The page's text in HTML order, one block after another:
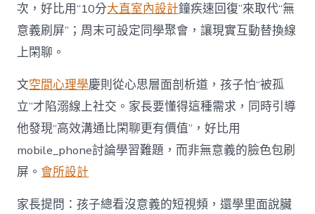
次，好比用“10分大直室內設計鐘疾速回復”來取代“無
意義刷屏”；周末可設定同學聚會，讓現實互動替換線
上閑聊。
文空間心理學慶則從心思層面剖析道，孩子怕“被孤
立”才陷溺線上社交。家長要懂得這種需求，同時引導
他發現“高效溝通比閑聊更有價值”，好比用
mobile_phone討論學習難題，而非無意義的臉色包刷
屏。會所設計
家長提問：孩子總看沒意義的短視頻，還學里面說臟